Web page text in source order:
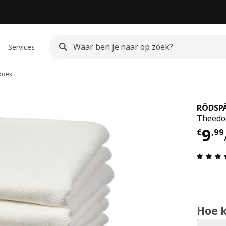
Services
€9,99
€
Hoe